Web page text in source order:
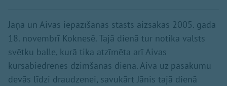
Jāņa un Aivas iepazīšanās stāsts aizsākas 2005. gada
18. novembrī Koknesē. Tajā dienā tur notika valsts
svētku balle, kurā tika atzīmēta arī Aivas
kursabiedrenes dzimšanas diena. Aiva uz pasākumu
devās līdzi draudzenei, savukārt Jānis tajā dienā